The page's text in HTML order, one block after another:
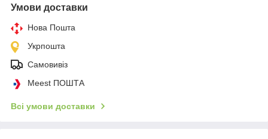
Умови доставки
Нова Пошта
Укрпошта
Самовивіз
Meest ПОШТА
Всі умови доставки